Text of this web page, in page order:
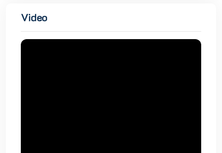
Video